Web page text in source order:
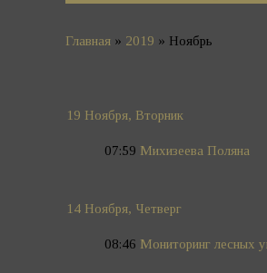
Главная » 2019 » Ноябрь
19 Ноября, Вторник
07:59 Михизеева Поляна
14 Ноября, Четверг
08:46 Мониторинг лесных